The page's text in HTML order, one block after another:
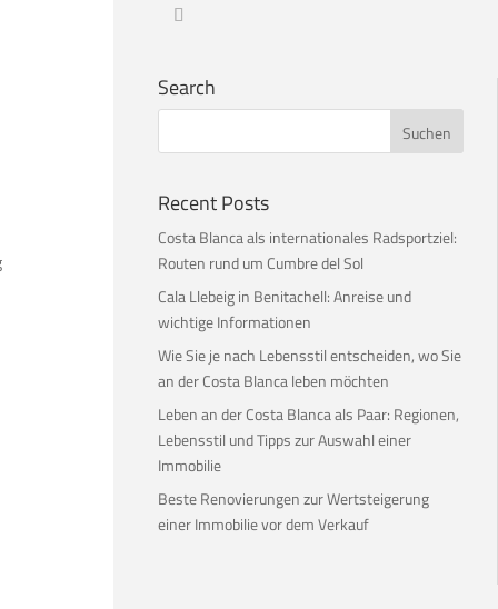
Search
Recent Posts
Costa Blanca als internationales Radsportziel:
Routen rund um Cumbre del Sol
Cala Llebeig in Benitachell: Anreise und
wichtige Informationen
Wie Sie je nach Lebensstil entscheiden, wo Sie
an der Costa Blanca leben möchten
Leben an der Costa Blanca als Paar: Regionen,
Lebensstil und Tipps zur Auswahl einer
Immobilie
Beste Renovierungen zur Wertsteigerung
einer Immobilie vor dem Verkauf